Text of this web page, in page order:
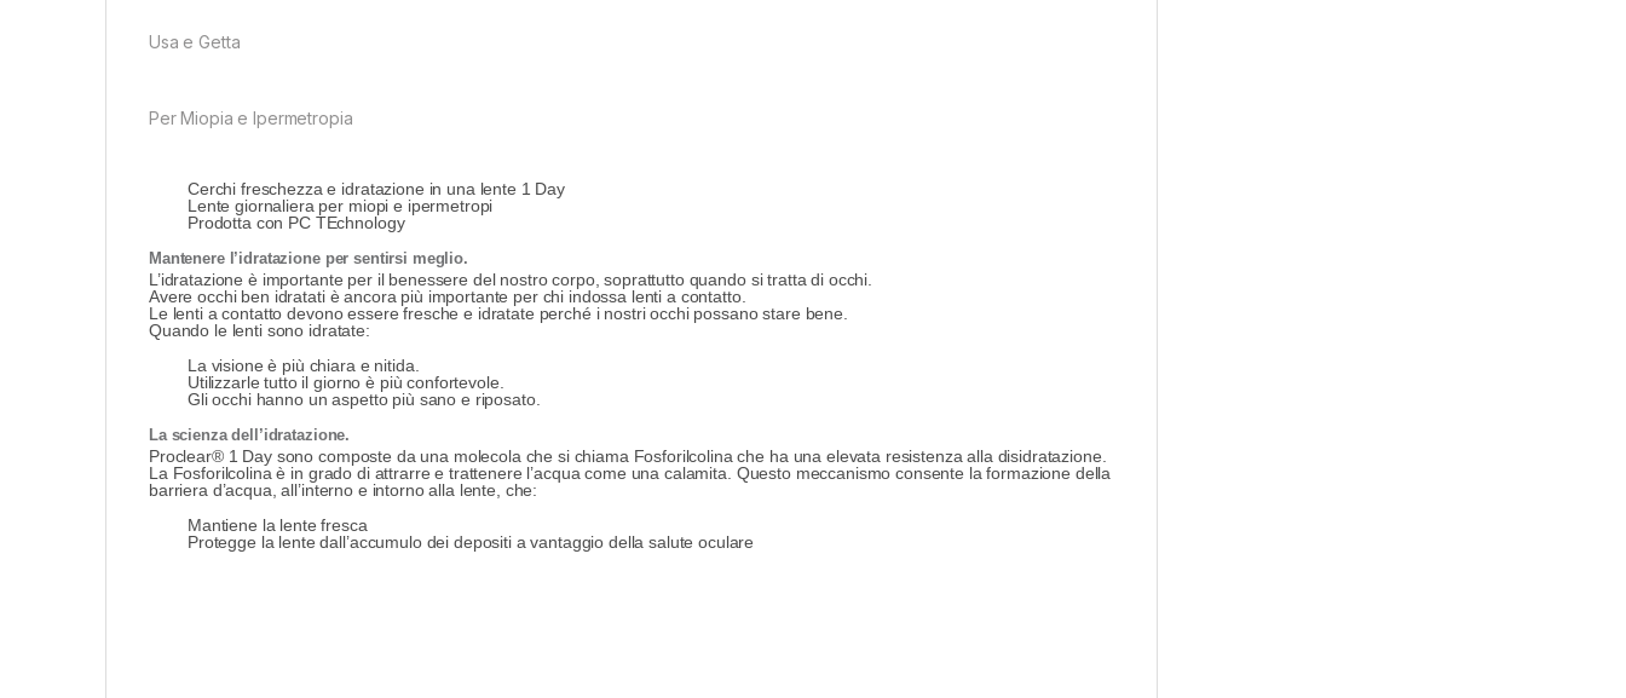
Usa e Getta
Per Miopia e Ipermetropia
Cerchi freschezza e idratazione in una lente 1 Day
Lente giornaliera per miopi e ipermetropi
Prodotta con PC TEchnology
Mantenere l’idratazione per sentirsi meglio.
L’idratazione è importante per il benessere del nostro corpo, soprattutto quando si tratta di occhi.
Avere occhi ben idratati è ancora più importante per chi indossa lenti a contatto.
Le lenti a contatto devono essere fresche e idratate perché i nostri occhi possano stare bene.
Quando le lenti sono idratate:
La visione è più chiara e nitida.
Utilizzarle tutto il giorno è più confortevole.
Gli occhi hanno un aspetto più sano e riposato.
La scienza dell’idratazione.
Proclear® 1 Day sono composte da una molecola che si chiama Fosforilcolina che ha una elevata resistenza alla disidratazione.
La Fosforilcolina è in grado di attrarre e trattenere l’acqua come una calamita. Questo meccanismo consente la formazione della
barriera d’acqua, all’interno e intorno alla lente, che:
Mantiene la lente fresca
Protegge la lente dall’accumulo dei depositi a vantaggio della salute oculare